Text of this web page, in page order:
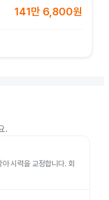
141만 6,800원
.
시력을 교정합니다. 회